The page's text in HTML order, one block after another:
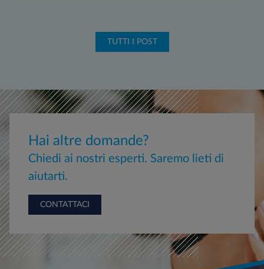
TUTTI I POST
Hai altre domande?
Chiedi ai nostri esperti. Saremo lieti di
aiutarti.
CONTATTACI